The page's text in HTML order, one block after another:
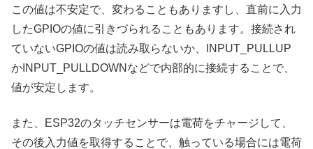
この値は不安定で、変わることもありますし、直前に入力
したGPIOの値に引きづられることもあります。接続され
ていないGPIOの値は読み取らないか、INPUT_PULLUP
かINPUT_PULLDOWNなどで内部的に接続することで、
値が安定します。
また、ESP32のタッチセンサーは電荷をチャージして、
その後入力値を取得することで、触っている場合には電荷